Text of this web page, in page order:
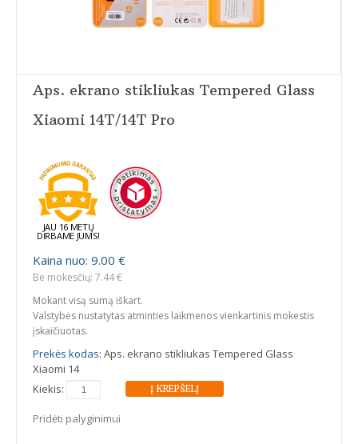
Aps. ekrano stikliukas Tempered Glass
Xiaomi 14T/14T Pro
JAU 16 METŲ
DIRBAME JUMS!
Kaina nuo: 9.00 €
Be mokesčių: 7.44 €
Mokant visą sumą iškart.
Valstybės nustatytas atminties laikmenos vienkartinis mokestis
įskaičiuotas.
Prekės kodas: Aps. ekrano stikliukas Tempered Glass
Xiaomi 14
Kiekis:
Pridėti palyginimui